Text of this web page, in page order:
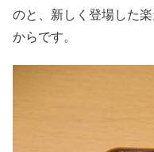
のと、新しく登場した
からです。